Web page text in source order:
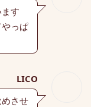
す
っぱ
LICO
させ